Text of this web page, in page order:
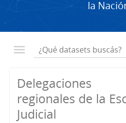
la
Delegaciones
regionales de la
Judicial